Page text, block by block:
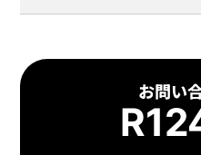
お問い